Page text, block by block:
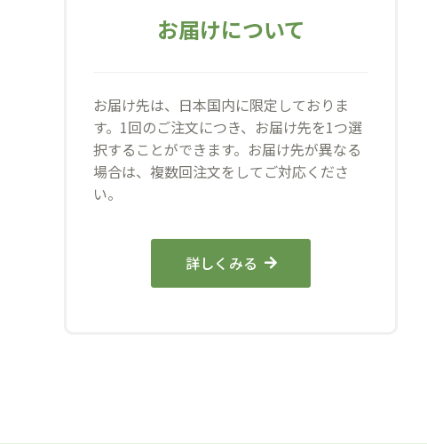
お届けについて
お届け先は、日本国内に限定しておりま
す。1回のご注文につき、お届け先を1つ選
択することができます。お届け先が異なる
場合は、複数回注文をしてご対応くださ
い。
詳しくみる